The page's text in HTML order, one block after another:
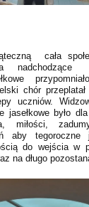
cała
chór
uczniów.
jasełkowe było
miłości,
aby tegoroczne
do wejścia w
na długo